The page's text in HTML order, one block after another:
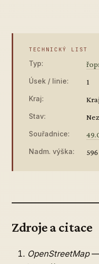
TECHNICKÝ LIST
Typ:
Úsek / linie: 1
Kraj:
Stav:
Souřadnice:
Nadm. výška:
Zdroje a citace
OpenStreetMap